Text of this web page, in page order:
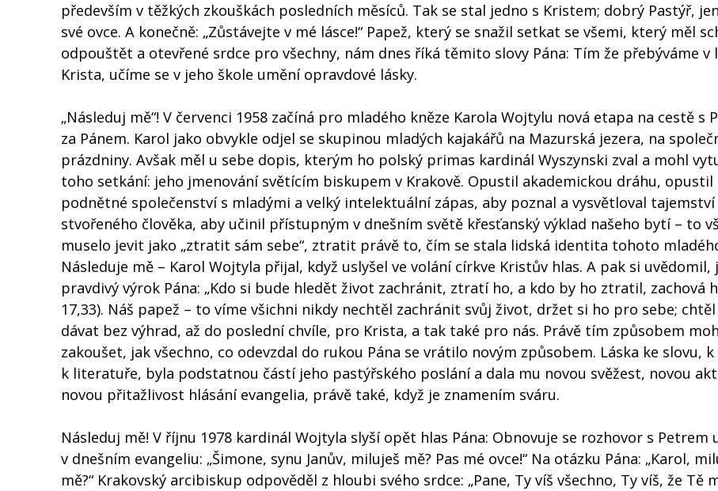
především v těžkých zkouškách posledních měsíců. Tak se stal jedno s Kristem; dobrý Pastýř,
své ovce. A konečně: „Zůstávejte v mé lásce!“ Papež, který se snažil setkat se všemi, který měl
odpouštět a otevřené srdce pro všechny, nám dnes říká těmito slovy Pána: Tím že přebýváme v
Krista, učíme se v jeho škole umění opravdové lásky.
„Následuj mě“! V červenci 1958 začíná pro mladého kněze Karola Wojtylu nová etapa na cestě s
za Pánem. Karol jako obvykle odjel se skupinou mladých kajakářů na Mazurská jezera, na
prázdniny. Avšak měl u sebe dopis, kterým ho polský primas kardinál Wyszynski zval a mohl
toho setkání: jeho jmenování světícím biskupem v Krakově. Opustil akademickou dráhu, opustil
podnětné společenství s mladými a velký intelektuální zápas, aby poznal a vysvětloval tajemství
stvořeného člověka, aby učinil přístupným v dnešním světě křesťanský výklad našeho bytí – to
muselo jevit jako „ztratit sám sebe“, ztratit právě to, čím se stala lidská identita tohoto
Následuje mě – Karol Wojtyla přijal, když uslyšel ve volání církve Kristův hlas. A pak si uvědomil,
pravdivý výrok Pána: „Kdo si bude hledět život zachránit, ztratí ho, a kdo by ho ztratil, zachová
17,33). Náš papež – to víme všichni nikdy nechtěl zachránit svůj život, držet si ho pro sebe; chtěl
dávat bez výhrad, až do poslední chvíle, pro Krista, a tak také pro nás. Právě tím způsobem
zakoušet, jak všechno, co odevzdal do rukou Pána se vrátilo novým způsobem. Láska ke slovu,
k literatuře, byla podstatnou částí jeho pastýřského poslání a dala mu novou svěžest, novou
novou přitažlivost hlásání evangelia, právě také, když je znamením sváru.
Následuj mě! V říjnu 1978 kardinál Wojtyla slyší opět hlas Pána: Obnovuje se rozhovor s Petrem
v dnešním evangeliu: „Šimone, synu Janův, miluješ mě? Pas mé ovce!“ Na otázku Pána: „Karol,
mě?“ Krakovský arcibiskup odpověděl z hloubi svého srdce: „Pane, Ty víš všechno, Ty víš, že Tě